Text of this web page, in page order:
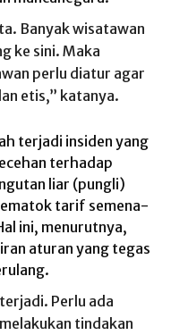
Banyak wisatawan
ke sini. Maka
perlu diatur agar
etis,” katanya.
terjadi insiden yang
terhadap
liar (pungli)
tarif semena-
ini, menurutnya,
aturan yang tegas
Perlu ada
tindakan